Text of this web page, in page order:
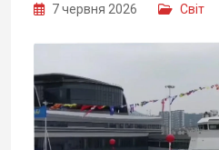
7 червня 2026 Світ